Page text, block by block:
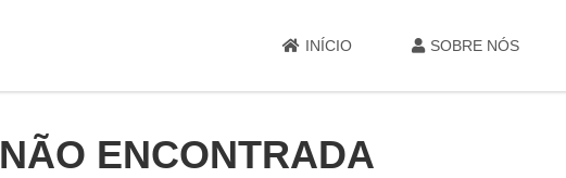
INÍCIO SOBRE NÓS
ENCONTRADA